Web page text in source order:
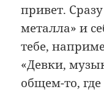
привет.
металла» и
тебе,
«Девки,
общем-то,